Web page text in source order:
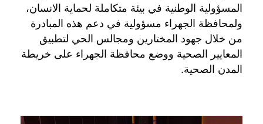
المسؤولية الوطنية في بيئة متكاملة لحماية الانسان،
ولمحافظة الجهراء مسؤولية في دعم هذه المبادرة
من خلال جهود المختارين ومجالس الحي لتطبيق
المعايير الصحية ووضع محافظة الجهراء على خريطة
المدن الصحية.